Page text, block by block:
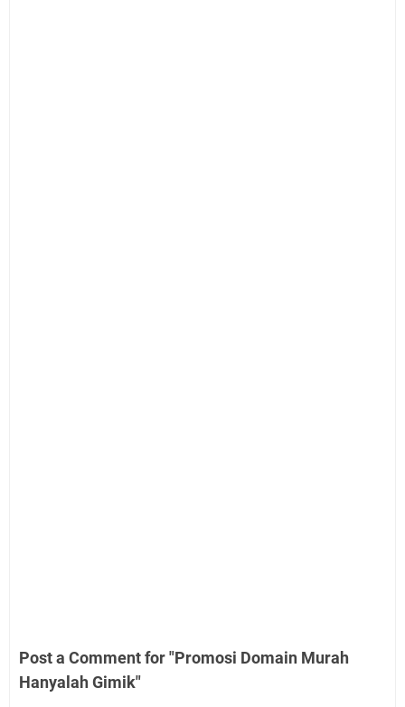
Post a Comment for "Promosi Domain Murah
Hanyalah Gimik"